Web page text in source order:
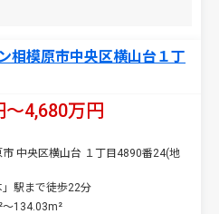
相模原市中央区横山台１丁
〜4,680万円
中央区横山台 １丁目4890番24(地
駅まで徒歩22分
～134.03m²